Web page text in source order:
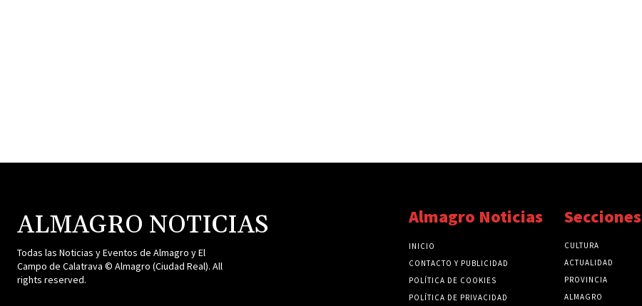
ALMAGRO NOTICIAS
Todas las Noticias y Eventos de Almagro y El
Campo de Calatrava © Almagro (Ciudad Real). All
rights reserved.
Almagro Noticias
INICIO
CONTACTO Y PUBLICIDAD
POLÍTICA DE COOKIES
POLÍTICA DE PRIVACIDAD
Secciones
CULTURA
ACTUALIDAD
PROVINCIA
ALMAGRO